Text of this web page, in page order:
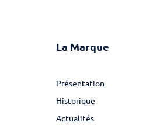
La Marque
Présentation
Historique
Actualités